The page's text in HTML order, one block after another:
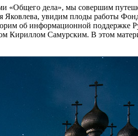
«Общего дела», мы совершим
увидим плоды работы
об информационной поддержке
Кириллом Самурским. В этом